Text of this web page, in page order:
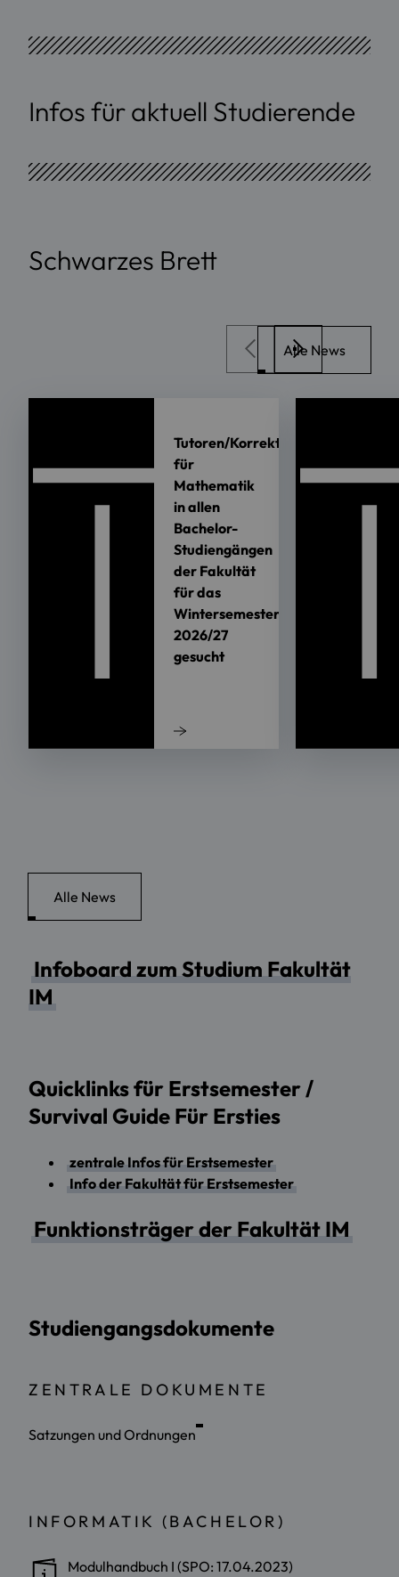
Infos für aktuell Studierende
Schwarzes Brett
Alle News
Tutoren/Korrektoren
für
Mathematik
in allen
Bachelor-
Studiengängen
der Fakultät
für das
Wintersemester
2026/27
gesucht
Alle News
Infoboard zum Studium Fakultät
IM
Quicklinks für Erstsemester /
Survival Guide Für Ersties
zentrale Infos für Erstsemester
Info der Fakultät für Erstsemester
Funktionsträger der Fakultät IM
Studiengangsdokumente
ZENTRALE DOKUMENTE
Satzungen und Ordnungen
INFORMATIK (BACHELOR)
Modulhandbuch I (SPO: 17.04.2023)